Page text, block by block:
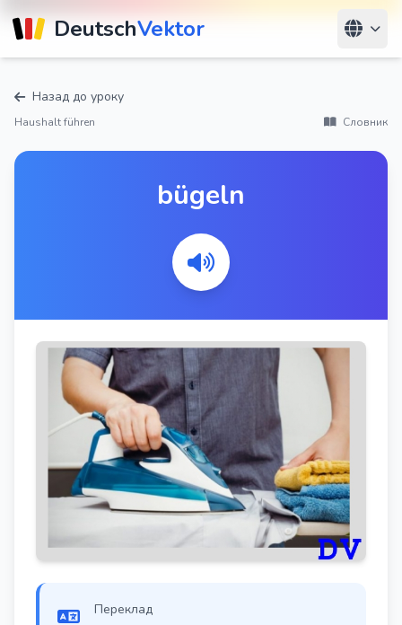
DeutschVektor
Назад до уроку
Haushalt führen Словник
bügeln
Переклад